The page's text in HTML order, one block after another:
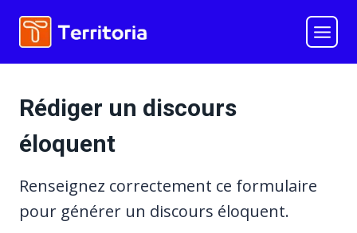
Aller
contenu
Rédiger un discours
éloquent
Renseignez correctement ce formulaire
pour générer un discours éloquent.